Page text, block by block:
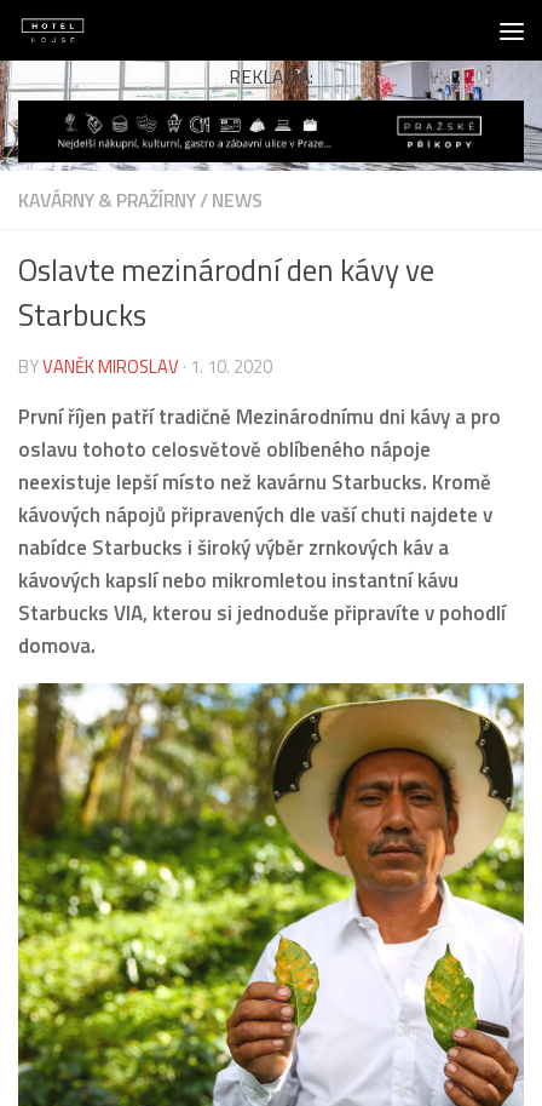
Skip to content
REKLAMA:
KAVÁRNY & PRAŽÍRNY/NEWS
Oslavte mezinárodní den kávy ve
Starbucks
BYVANĚK MIROSLAV · 1. 10. 2020
První říjen patří tradičně Mezinárodnímu dni kávy a pro
oslavu tohoto celosvětově oblíbeného nápoje
neexistuje lepší místo než kavárnu Starbucks. Kromě
kávových nápojů připravených dle vaší chuti najdete v
nabídce Starbucks i široký výběr zrnkových káv a
kávových kapslí nebo mikromletou instantní kávu
Starbucks VIA, kterou si jednoduše připravíte v pohodlí
domova.